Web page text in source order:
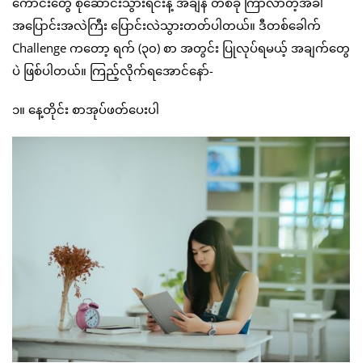
အပြောင်းအလဲကြီး ပြောင်းလဲသွားတတ်ပါတယ်။ ဒီတစ်ခေါက်
Challenge ကတော့ ရက် (၃၀) စာ အတွင်း ပြုလုပ်ရမယ့် အချက်တွေ
ပဲ ဖြစ်ပါတယ်။ ကြည့်လိုက်ရအောင်နော်-
၁။ နေ့တိုင်း စာအုပ်ဖတ်ပေးပါ